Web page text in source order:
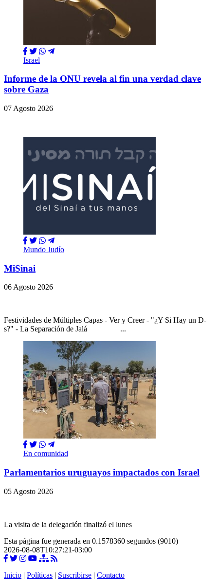
Israel
Informe de la ONU revela al fin una verdad clave
sobre Gaza
07 Agosto 2026
Mundo Judío
MiSinai
06 Agosto 2026
Festividades de Múltiples Capas - Ver y Creer - "¿Y Si Hay un D-
s?" - La Separación de Jalá ...
En comunidad
Parlamentarios uruguayos impactados con Israel
05 Agosto 2026
La visita de la delegación finalizó el lunes
Esta página fue generada en 0.1578360 segundos (9010)
2026-08-08T10:27:21-03:00
Inicio | Políticas | Suscribirse | Contacto